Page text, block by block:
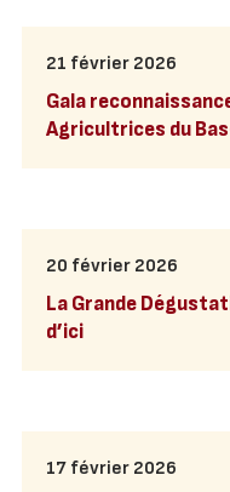
21 février 2026
Gala
Agricultrices du
20 février 2026
La Grande
d’ici
17 février 2026